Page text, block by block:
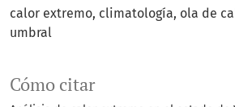
calor extremo climatología ola de
umbral
Cómo citar